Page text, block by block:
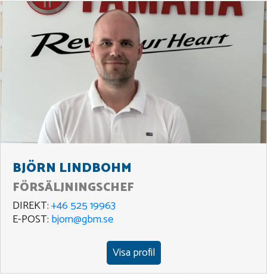
BJÖRN LINDBOHM
FÖRSÄLJNINGSCHEF
DIREKT:+46 525 19963
E-POST: bjorn@gbm.se
Visa profil